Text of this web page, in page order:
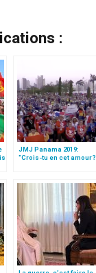
:
JMJ Panama 2019:
"Crois-tu en cet amour?